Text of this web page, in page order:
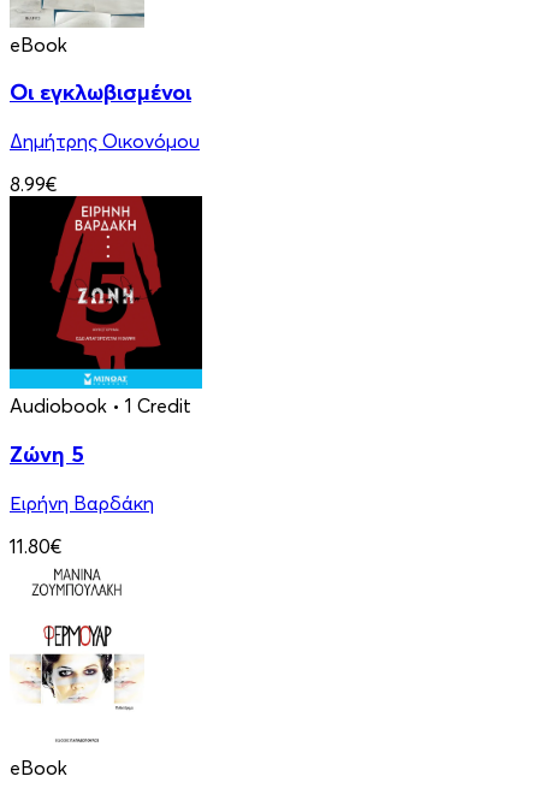
eBook
Οι εγκλωβισμένοι
Δημήτρης Οικονόμου
8.99€
Audiobook • 1 Credit
Ζώνη 5
Ειρήνη Βαρδάκη
11.80€
eBook